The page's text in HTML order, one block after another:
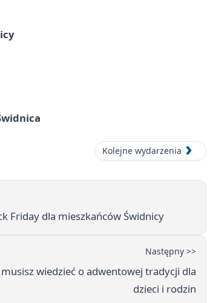
Kolejne wydarzenia
Friday dla mieszkańców Świdnicy
Następny >>
musisz wiedzieć o adwentowej tradycji dla
dzieci i rodzin